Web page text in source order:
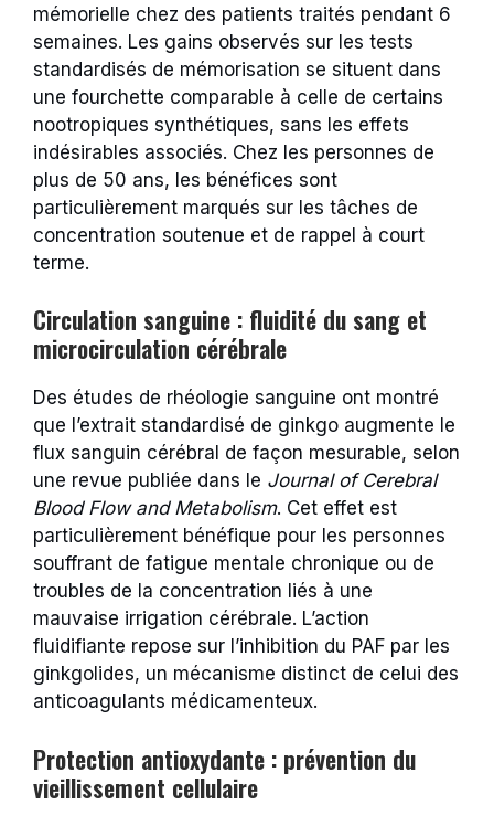
mémorielle chez des patients traités pendant 6
semaines. Les gains observés sur les tests
standardisés de mémorisation se situent dans
une fourchette comparable à celle de certains
nootropiques synthétiques, sans les effets
indésirables associés. Chez les personnes de
plus de 50 ans, les bénéfices sont
particulièrement marqués sur les tâches de
concentration soutenue et de rappel à court
terme.
Circulation sanguine : fluidité du sang et
microcirculation cérébrale
Des études de rhéologie sanguine ont montré
que l’extrait standardisé de ginkgo augmente le
flux sanguin cérébral de façon mesurable, selon
une revue publiée dans le Journal of Cerebral
Blood Flow and Metabolism. Cet effet est
particulièrement bénéfique pour les personnes
souffrant de fatigue mentale chronique ou de
troubles de la concentration liés à une
mauvaise irrigation cérébrale. L’action
fluidifiante repose sur l’inhibition du PAF par les
ginkgolides, un mécanisme distinct de celui des
anticoagulants médicamenteux.
Protection antioxydante : prévention du
vieillissement cellulaire